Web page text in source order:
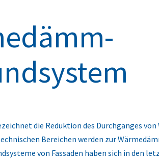
die Reduktion des Durchganges
Bereichen werden zur
von Fassaden haben sich in den